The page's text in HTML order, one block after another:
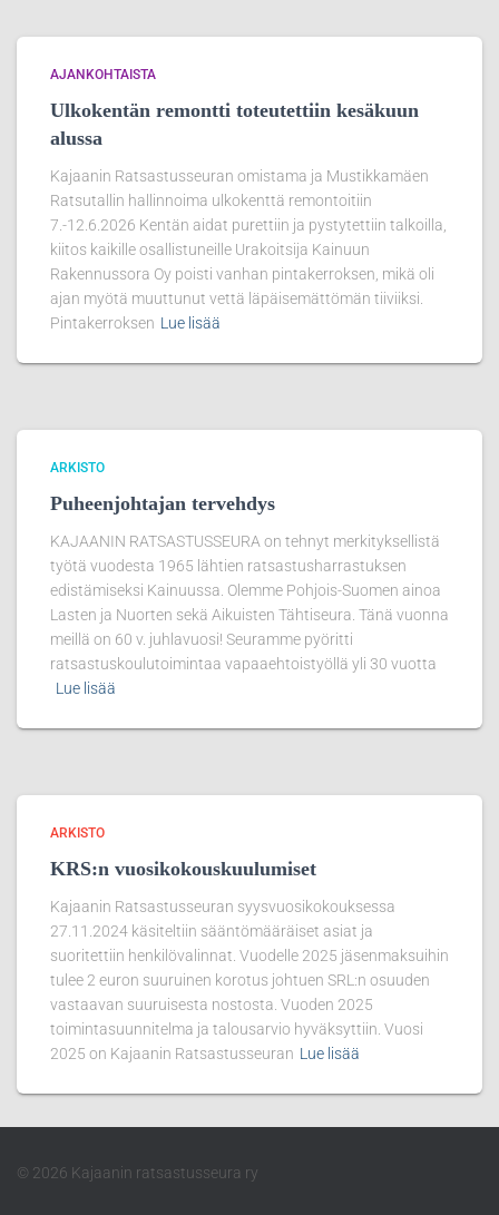
AJANKOHTAISTA
Ulkokentän remontti toteutettiin kesäkuun
alussa
Kajaanin Ratsastusseuran omistama ja Mustikkamäen
Ratsutallin hallinnoima ulkokenttä remontoitiin
7.-12.6.2026 Kentän aidat purettiin ja pystytettiin talkoilla,
kiitos kaikille osallistuneille Urakoitsija Kainuun
Rakennussora Oy poisti vanhan pintakerroksen, mikä oli
ajan myötä muuttunut vettä läpäisemättömän tiiviiksi.
Pintakerroksen Lue lisää
ARKISTO
Puheenjohtajan tervehdys
KAJAANIN RATSASTUSSEURA on tehnyt merkityksellistä
työtä vuodesta 1965 lähtien ratsastusharrastuksen
edistämiseksi Kainuussa. Olemme Pohjois-Suomen ainoa
Lasten ja Nuorten sekä Aikuisten Tähtiseura. Tänä vuonna
meillä on 60 v. juhlavuosi! Seuramme pyöritti
ratsastuskoulutoimintaa vapaaehtoistyöllä yli 30 vuotta
Lue lisää
ARKISTO
KRS:n vuosikokouskuulumiset
Kajaanin Ratsastusseuran syysvuosikokouksessa
27.11.2024 käsiteltiin sääntömääräiset asiat ja
suoritettiin henkilövalinnat. Vuodelle 2025 jäsenmaksuihin
tulee 2 euron suuruinen korotus johtuen SRL:n osuuden
vastaavan suuruisesta nostosta. Vuoden 2025
toimintasuunnitelma ja talousarvio hyväksyttiin. Vuosi
2025 on Kajaanin Ratsastusseuran Lue lisää
© 2026 Kajaanin ratsastusseura ry